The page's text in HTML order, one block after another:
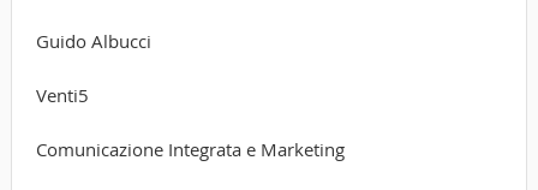
Guido Albucci
Venti5
Comunicazione Integrata e Marketing